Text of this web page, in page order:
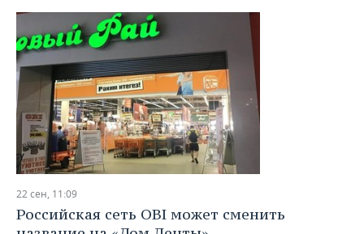
22 сен, 11:09
Российская сеть OBI может сменить